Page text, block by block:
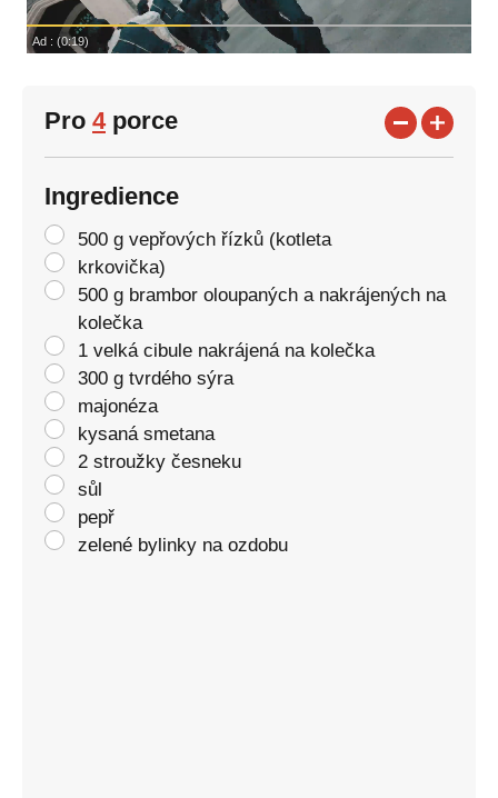
Pro 4porce
Ingredience
500 g vepřových řízků (kotleta
krkovička)
500 g brambor oloupaných a nakrájených na
kolečka
1 velká cibule nakrájená na kolečka
300 g tvrdého sýra
majonéza
kysaná smetana
2 stroužky česneku
sůl
pepř
zelené bylinky na ozdobu